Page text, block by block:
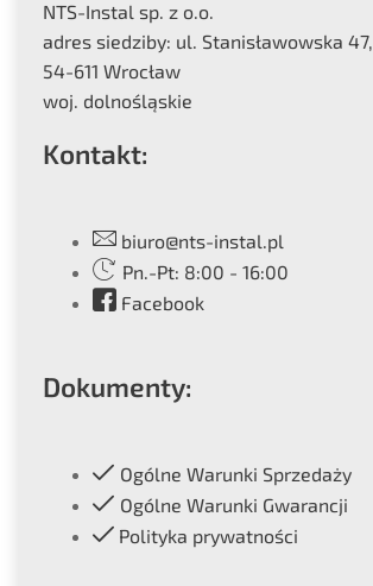
NTS-Instal sp. z o.o.
adres siedziby: ul. Stanisławowska 47,
54-611 Wrocław
woj. dolnośląskie
Kontakt:
biuro@nts-instal.pl
Pn.-Pt: 8:00 - 16:00
Facebook
Dokumenty:
Ogólne Warunki Sprzedaży
Ogólne Warunki Gwarancji
Polityka prywatności